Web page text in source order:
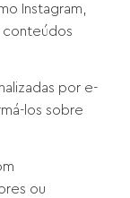
Instagram,
conteúdos
por e-
los sobre
ou